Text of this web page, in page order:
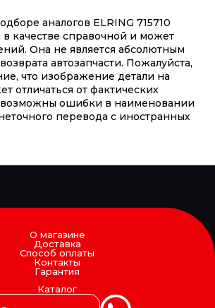
аналогов ELRING 715710
в качестве справочной и может
Она не является абсолютным
автозапчасти. Пожалуйста,
что изображение детали на
отличаться от фактических
возможны ошибки в наименовании
перевода с иностранных
О магазине
Доставка
Способ оплаты
Контакты
Гарантия
Каталог